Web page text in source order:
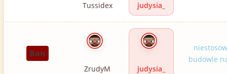
Tussidex judysia_
Ban
ZrudyM judysia_
budowle